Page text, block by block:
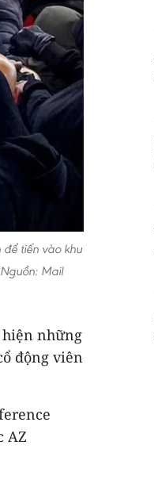
tiến vào khu
Mail
hiện những
động viên
AZ